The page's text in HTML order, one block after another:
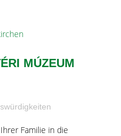
MÚZEUM
Familie in die